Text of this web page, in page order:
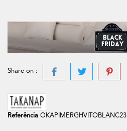
Share on :
Referência OKAPIMERGHVITOBLANC23